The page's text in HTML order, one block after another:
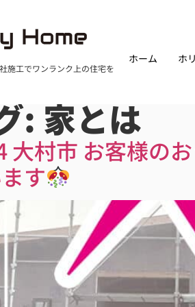
施工でワンランク上の住宅を
ホーム ホ
: 家とは
大村市 お客様の
す